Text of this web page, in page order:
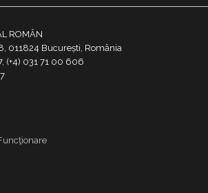
ROMÂN
011824 București, România
(+4) 031 71 00 606